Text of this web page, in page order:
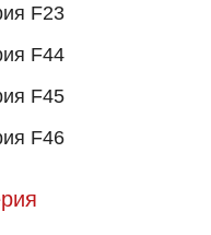
F23
F44
F45
F46